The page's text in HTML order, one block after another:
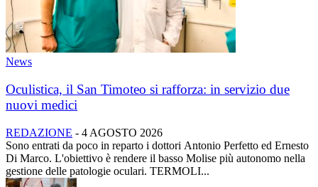
News
Oculistica, il San Timoteo si rafforza: in servizio due
nuovi medici
REDAZIONE - 4 AGOSTO 2026
Sono entrati da poco in reparto i dottori Antonio Perfetto ed Ernesto
Di Marco. L'obiettivo è rendere il basso Molise più autonomo nella
gestione delle patologie oculari. TERMOLI...